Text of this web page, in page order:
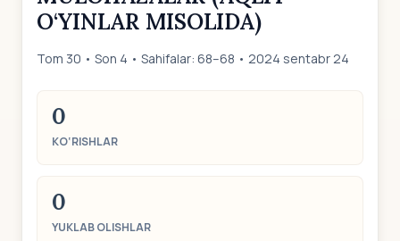
O‘YINLAR MISOLIDA)
Tom 30 • Son 4 • Sahifalar: 68–68 • 2024 sentabr 24
0
KO‘RISHLAR
0
YUKLAB OLISHLAR